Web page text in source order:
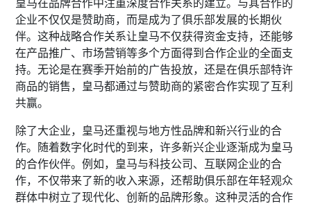
皇马在品牌合作中注重深度合作关系的建立。与其合作的
企业不仅仅是赞助商，而是成为了俱乐部发展的长期伙
伴。这种战略合作关系让皇马不仅获得资金支持，还能够
在产品推广、市场营销等多个方面得到合作企业的全面支
持。无论是在赛季开始前的广告投放，还是在俱乐部特许
商品的销售，皇马都通过与赞助商的紧密合作实现了互利
共赢。
除了大企业，皇马还重视与地方性品牌和新兴行业的合
作。随着数字化时代的到来，许多新兴企业逐渐成为皇马
的合作伙伴。例如，皇马与科技公司、互联网企业的合
作，不仅带来了新的收入来源，还帮助俱乐部在年轻观众
群体中树立了现代化、创新的品牌形象。这种灵活的合作